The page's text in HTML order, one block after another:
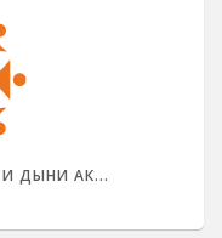
И ДЫНИ АК...